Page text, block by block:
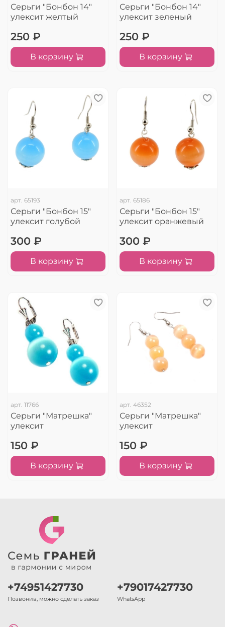
Серьги "Бонбон 14"
улексит желтый
250 ₽
В корзину
Серьги "Бонбон 14"
улексит зеленый
250 ₽
В корзину
арт. 65193
Серьги "Бонбон 15"
улексит голубой
300 ₽
В корзину
арт. 65186
Серьги "Бонбон 15"
улексит оранжевый
300 ₽
В корзину
арт. 11766
Серьги "Матрешка"
улексит
150 ₽
В корзину
арт. 46352
Серьги "Матрешка"
улексит
150 ₽
В корзину
+74951427730
Позвонив, можно сделать заказ
+79017427730
WhatsApp